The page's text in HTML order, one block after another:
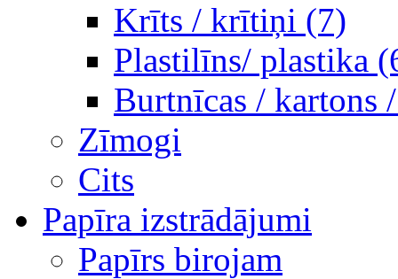
Krīts / krītiņi (7)
Plastilīns/ plastika
Burtnīcas / kartons
Zīmogi
Cits
Papīra izstrādājumi
Papīrs birojam